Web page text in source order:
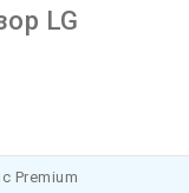
LG
Premium